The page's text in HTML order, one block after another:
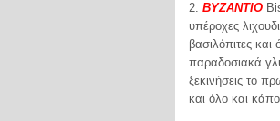
2. ΒΥZΑΝΤΙΟ
υπέροχες
βασιλόπιτες
παραδοσιακά
ξεκινήσεις το
και όλο και